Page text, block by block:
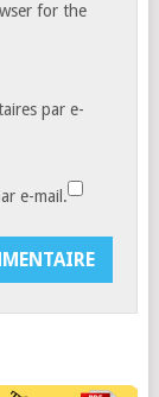
for the
par e-
e-mail.